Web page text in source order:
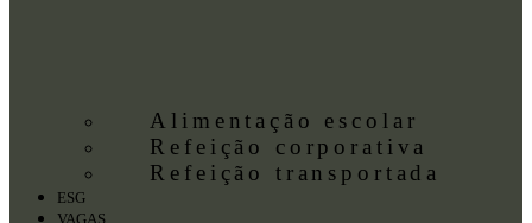
Alimentação escolar
Refeição corporativa
Refeição transportada
ESG